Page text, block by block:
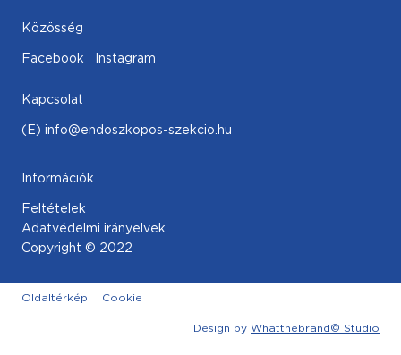
Közösség
Facebook Instagram
Kapcsolat
(E) info@endoszkopos-szekcio.hu
Információk
Feltételek
Adatvédelmi irányelvek
Copyright © 2022
Oldaltérkép Cookie
Design by Whatthebrand© Studio